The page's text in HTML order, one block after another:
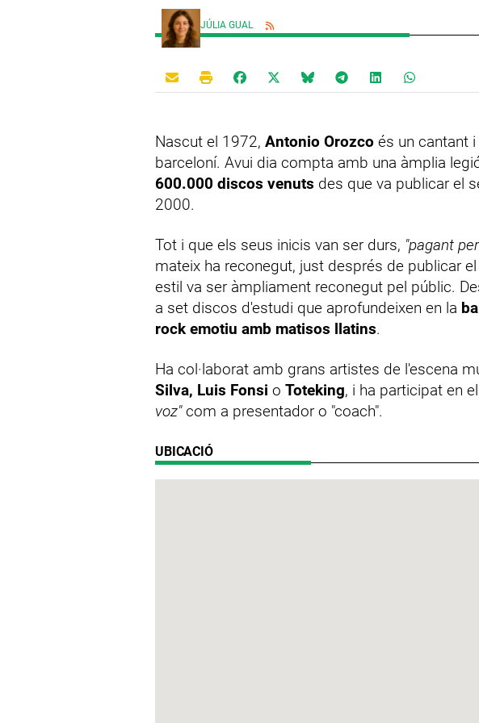
JÚLIA GUAL
Nascut el 1972, Antonio Orozco és un cantant
barceloní. Avui dia compta amb una àmplia
600.000 discos venuts des que va publicar el
2000.
Tot i que els seus inicis van ser durs, "pagant
mateix ha reconegut, just després de publicar
estil va ser àmpliament reconegut pel públic.
a set discos d'estudi que aprofundeixen en la
rock emotiu amb matisos llatins.
Ha col·laborat amb grans artistes de l'escena
Silva, Luis Fonsi o Toteking, i ha participat en
voz"com a presentador o "coach".
UBICACIÓ